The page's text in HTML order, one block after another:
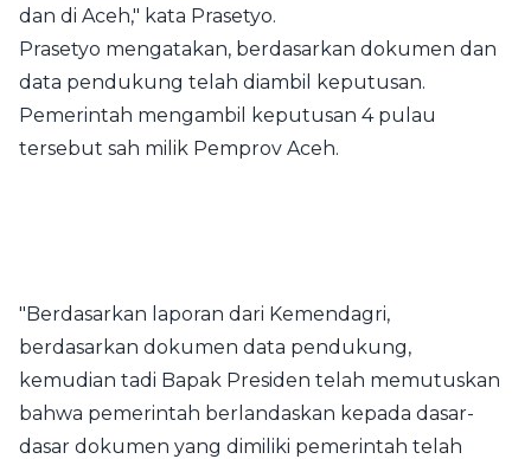
dan di Aceh," kata Prasetyo.
Prasetyo mengatakan, berdasarkan dokumen dan
data pendukung telah diambil keputusan.
Pemerintah mengambil keputusan 4 pulau
tersebut sah milik Pemprov Aceh.
"Berdasarkan laporan dari Kemendagri,
berdasarkan dokumen data pendukung,
kemudian tadi Bapak Presiden telah memutuskan
bahwa pemerintah berlandaskan kepada dasar-
dasar dokumen yang dimiliki pemerintah telah